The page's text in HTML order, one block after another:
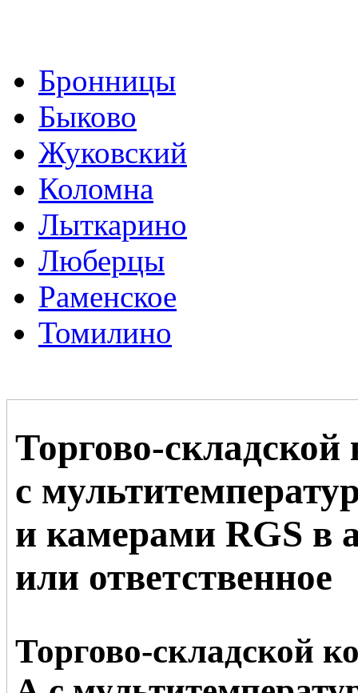
Бронницы
Быково
Жуковский
Коломна
Лыткарино
Люберцы
Раменское
Томилино
Торгово-складской
с
и камерами RGS в
или ответственное
Торгово-складской